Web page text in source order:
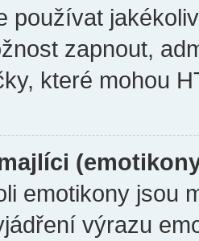
používat
zapnout,
které mohou
emotikony jsou
výrazu